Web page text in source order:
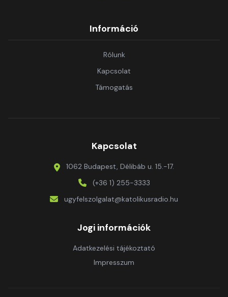
Információ
Rólunk
Kapcsolat
Támogatás
Kapcsolat
1062 Budapest, Délibáb u. 15.-17.
(+36 1) 255-3333
ugyfelszolgalat@katolikusradio.hu
Jogi információk
Adatkezelési tájékoztató
Impresszum